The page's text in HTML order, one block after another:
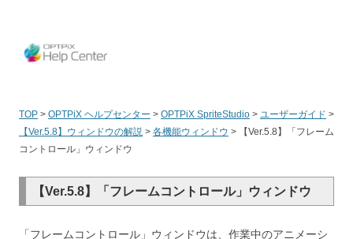
TOP > OPTPiX ヘルプセンター > OPTPiX SpriteStudio > ユーザーガイド >
【Ver.5.8】ウィンドウの解説 > 各機能ウィンドウ >
【Ver.5.8】「フレーム
コントロール」ウィンドウ
【Ver.5.8】「フレームコントロール」ウィンドウ
「フレームコントロール」ウィンドウは、作業中のアニメーシ